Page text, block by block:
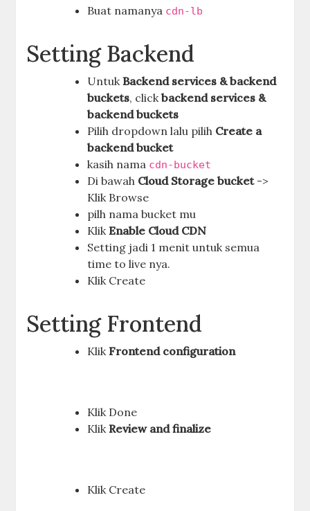
Buat namanya cdn-lb
Setting Backend
UntukBackend services & backend
buckets, clickbackend services &
backend buckets
Pilih dropdown lalu pilih Create a
backend bucket
kasih nama cdn-bucket
Di bawah Cloud Storage bucket->
Klik Browse
pilh nama bucket mu
KlikEnable Cloud CDN
Setting jadi 1 menit untuk semua
time to live nya.
Klik Create
Setting Frontend
KlikFrontend configuration
Klik Done
KlikReview and finalize
Klik Create